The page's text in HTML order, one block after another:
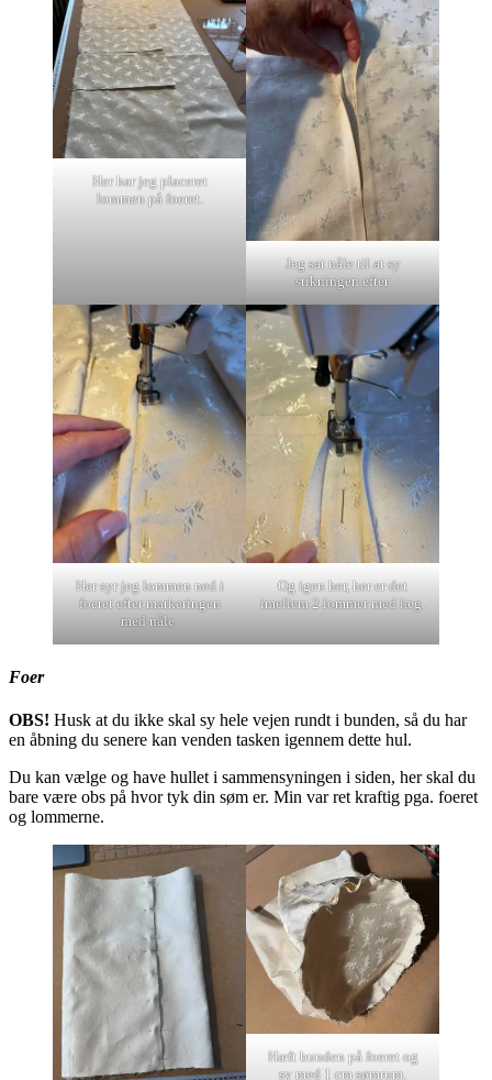
Her har jeg placeret
lommen på foeret.
Jeg sat nåle til at sy
stikningen efter.
Her syr jeg lommen ned i
foeret efter markeringen
med nåle.
Og igen her, her er det
imellem 2 lommer med læg.
Foer
OBS! Husk at du ikke skal sy hele vejen rundt i bunden, så du har
en åbning du senere kan venden tasken igennem dette hul.
Du kan vælge og have hullet i sammensyningen i siden, her skal du
bare være obs på hvor tyk din søm er. Min var ret kraftig pga. foeret
og lommerne.
Hæft bunden på foeret og
sy med 1 cm sømrum.